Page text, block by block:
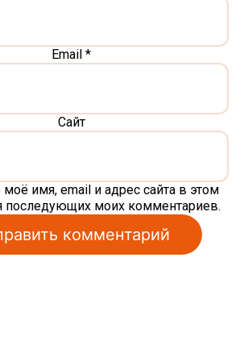
Email*
Сайт
моё имя, email и адрес сайта в этом
последующих моих комментариев.